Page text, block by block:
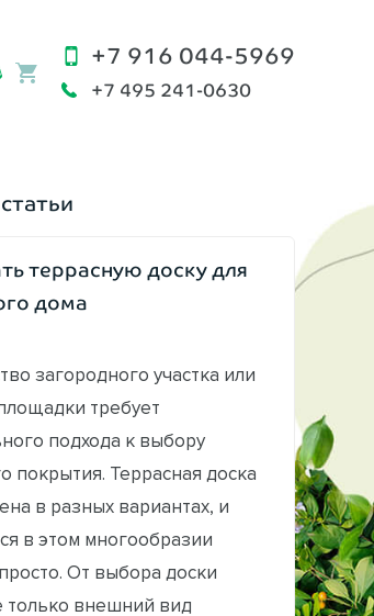
+7 916 044-5969
+7 495 241-0630
террасную доску для
дома
загородного участка или
требует
подхода к выбору
покрытия. Террасная доска
в разных вариантах, и
в этом многообразии
От выбора доски
только внешний вид